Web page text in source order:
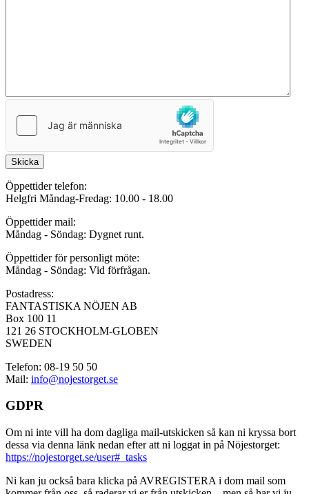
Skicka
Öppettider telefon:
Helgfri Måndag-Fredag: 10.00 - 18.00
Öppettider mail:
Måndag - Söndag: Dygnet runt.
Öppettider för personligt möte:
Måndag - Söndag: Vid förfrågan.
Postadress:
FANTASTISKA NÖJEN AB
Box 100 11
121 26 STOCKHOLM-GLOBEN
SWEDEN
Telefon: 08-19 50 50
Mail: info@nojestorget.se
GDPR
Om ni inte vill ha dom dagliga mail-utskicken så kan ni kryssa bort
dessa via denna länk nedan efter att ni loggat in på Nöjestorget:
https://nojestorget.se/user#_tasks
Ni kan ju också bara klicka på AVREGISTERA i dom mail som